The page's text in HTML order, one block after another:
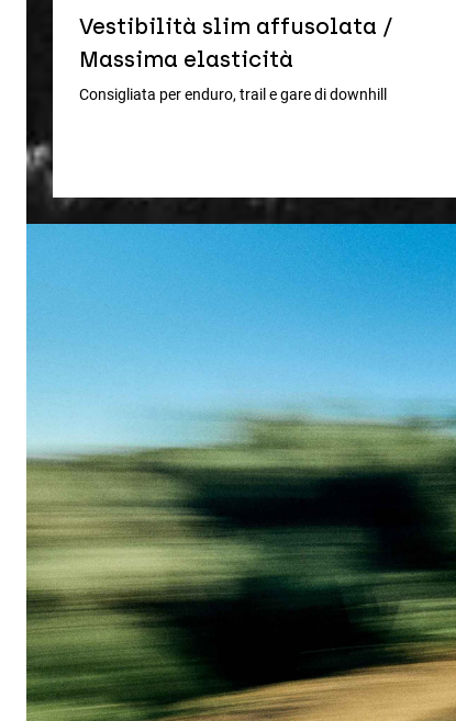
Vestibilità slim affusolata /
Massima elasticità
Consigliata per enduro, trail e gare di downhill